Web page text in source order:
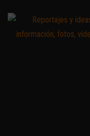
contenido